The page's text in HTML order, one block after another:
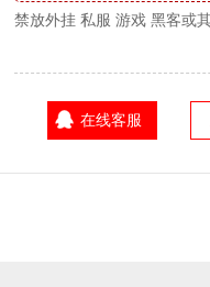
禁放外挂 私服 游戏 黑客或
在线客服